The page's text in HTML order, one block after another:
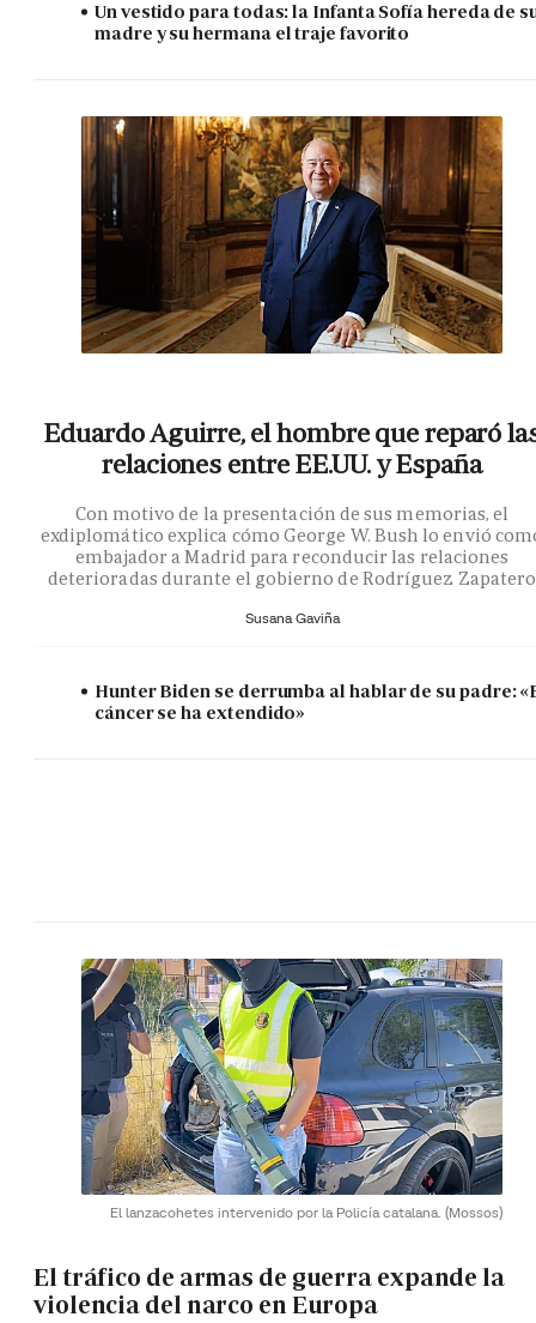
Un vestido para todas: la Infanta Sofía hereda de
madre y su hermana el traje favorito
Eduardo Aguirre, el hombre que reparó
relaciones entre EE.UU. y España
Con motivo de la presentación de sus memorias, el
exdiplomático explica cómo George W. Bush lo envió
embajador a Madrid para reconducir las relaciones
deterioradas durante el gobierno de Rodríguez Zapatero
Susana Gaviña
Hunter Biden se derrumba al hablar de su padre:
cáncer se ha extendido»
El lanzacohetes intervenido por la Policía catalana. (Mossos)
El tráfico de armas de guerra expande la
violencia del narco en Europa